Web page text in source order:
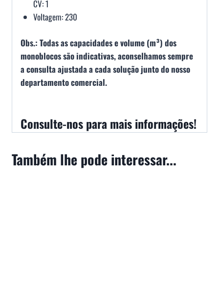
CV: 1
Voltagem: 230
Obs.: Todas as capacidades e volume (m³) dos
monoblocos são indicativas, aconselhamos sempre
a consulta ajustada a cada solução junto do nosso
departamento comercial.
Consulte-nos para mais informações!
Também lhe pode interessar...